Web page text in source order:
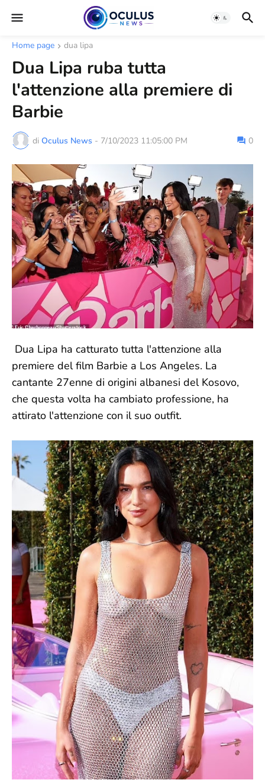
Home page dua lipa
Dua Lipa ruba tutta
l'attenzione alla premiere di
Barbie
di Oculus News - 7/10/2023 11:05:00 PM 0
Dua Lipa ha catturato tutta l'attenzione alla
premiere del film Barbie a Los Angeles. La
cantante 27enne di origini albanesi del Kosovo,
che questa volta ha cambiato professione, ha
attirato l'attenzione con il suo outfit.